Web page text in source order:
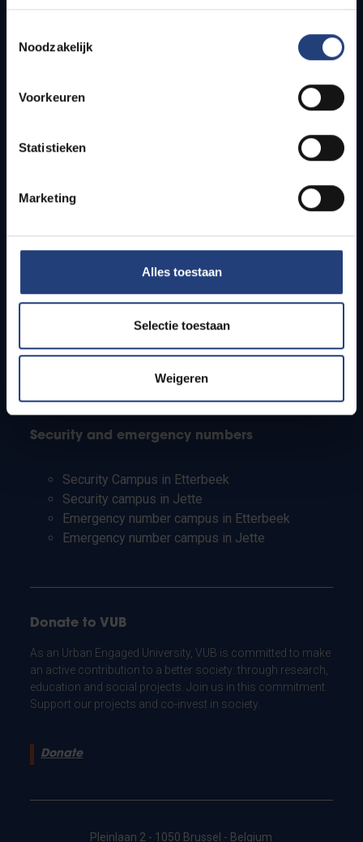
Noodzakelijk
Voorkeuren
Statistieken
Marketing
Alles toestaan
Selectie toestaan
Weigeren
Quick links
How to get to the VUB campuses
Students
PhD students
Teachers and secondary schools
Working students
Security and emergency numbers
Security Campus in Etterbeek
Security campus in Jette
Emergency number campus in Etterbeek
Emergency number campus in Jette
Donate to VUB
As an Urban Engaged University, VUB is committed to make
an active contribution to a better society: through research,
education and social projects. Join us in this commitment.
Support our projects and co-invest in society.
Donate
Pleinlaan 2 - 1050 Brussel - Belgium